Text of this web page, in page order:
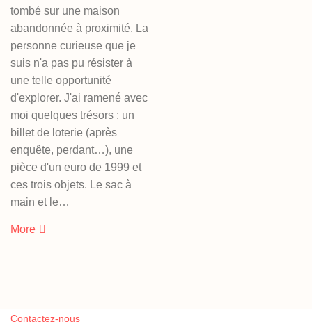
tombé sur une maison
abandonnée à proximité. La
personne curieuse que je
suis n'a pas pu résister à
une telle opportunité
d'explorer. J'ai ramené avec
moi quelques trésors : un
billet de loterie (après
enquête, perdant…), une
pièce d'un euro de 1999 et
ces trois objets. Le sac à
main et le…
More
Contactez-nous